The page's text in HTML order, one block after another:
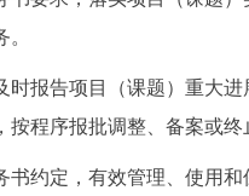
报告项目（课题）重大进
按程序报批调整、备案或终
约定，有效管理、使用和